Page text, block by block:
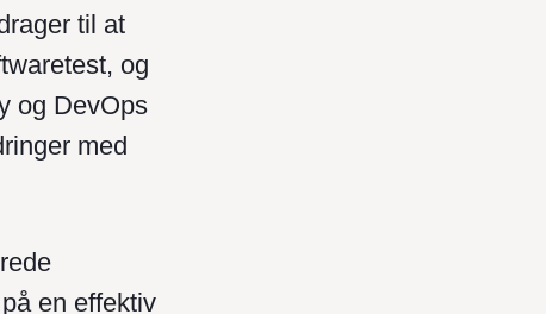
til at
og
og DevOps
med
en effektiv